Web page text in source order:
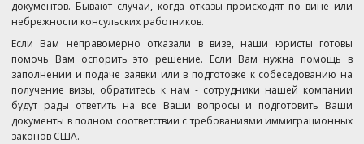
документов. Бывают случаи, когда отказы происходят по вине или
небрежности консульских работников.
Если Вам неправомерно отказали в визе, наши юристы готовы
помочь Вам оспорить это решение. Если Вам нужна помощь в
заполнении и подаче заявки или в подготовке к собеседованию на
получение визы, обратитесь к нам - cотрудники нашей компании
будут рады ответить на все Ваши вопросы и подготовить Ваши
документы в полном соответствии с требованиями иммиграционных
законов США.